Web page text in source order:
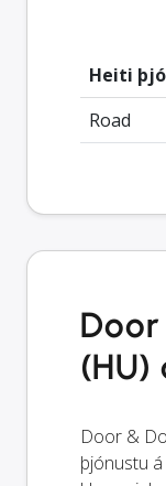
Heiti
Road
Door &
þjónustu